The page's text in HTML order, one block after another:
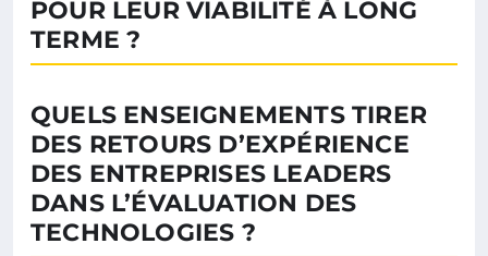
POUR LEUR VIABILITÉ À LONG
TERME ?
QUELS ENSEIGNEMENTS TIRER
DES RETOURS D’EXPÉRIENCE
DES ENTREPRISES LEADERS
DANS L’ÉVALUATION DES
TECHNOLOGIES ?